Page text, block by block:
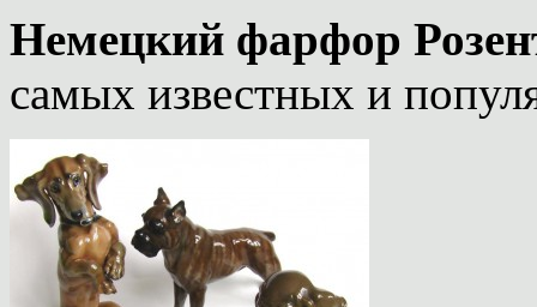
Немецкий фарфор
самых известных и